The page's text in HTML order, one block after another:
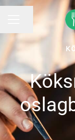
KARRIÄRMENY
Dela sidan